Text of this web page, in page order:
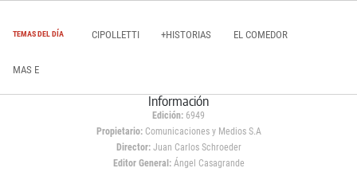
TEMAS DEL DÍA CIPOLLETTI +HISTORIAS EL COMEDOR
MAS E
Información
Edición: 6949
Propietario:Comunicaciones y Medios S.A
Director: Juan Carlos Schroeder
Editor General:Ángel Casagrande